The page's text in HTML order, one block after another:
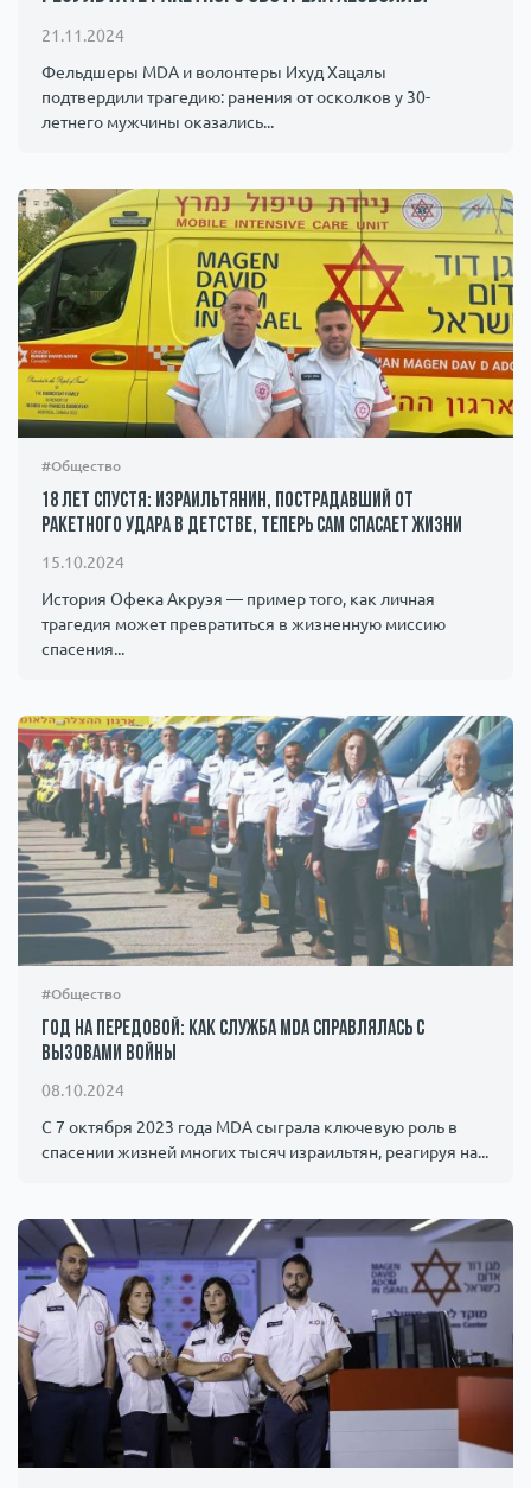
Происшествия
Армия
21.11.2024
Фельдшеры MDA и волонтеры Ихуд Хацалы
подтвердили трагедию: ранения от осколков у 30-
летнего мужчины оказались...
#Общество
18 лет спустя: израильтянин, пострадавший от
ракетного удара в детстве, теперь сам спасает жизни
15.10.2024
История Офека Акруэя — пример того, как личная
трагедия может превратиться в жизненную миссию
спасения...
#Общество
Год на передовой: как служба MDA справлялась с
вызовами войны
08.10.2024
С 7 октября 2023 года MDA сыграла ключевую роль в
спасении жизней многих тысяч израильтян, реагируя на...